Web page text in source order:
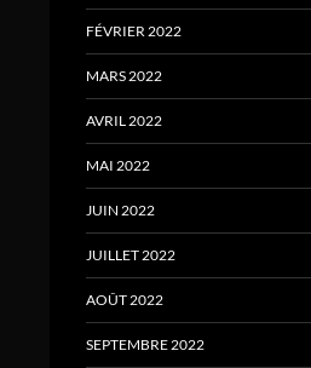
FÉVRIER 2022
MARS 2022
AVRIL 2022
MAI 2022
JUIN 2022
JUILLET 2022
AOÛT 2022
SEPTEMBRE 2022